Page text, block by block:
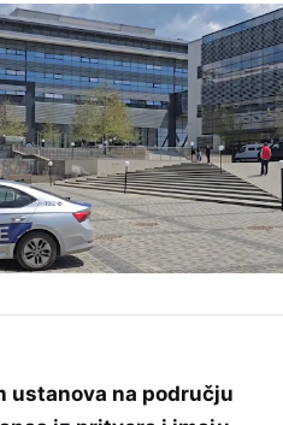
ustanova na području